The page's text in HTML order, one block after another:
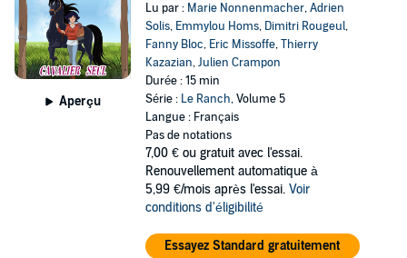
Aperçu
Lu par : Marie Nonnenmacher,Adrien
Solis, Emmylou Homs, Dimitri Rougeul,
Fanny Bloc, Eric Missoffe,Thierry
Kazazian,Julien Crampon
Durée : 15 min
Série : Le Ranch, Volume 5
Langue : Français
Pas de notations
7,00 € ou gratuit avec l'essai.
Renouvellement automatique à
5,99 €/mois après l'essai. Voir
conditions d'éligibilité
Essayez Standard gratuitement